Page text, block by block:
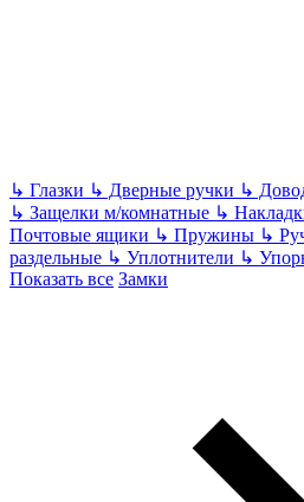
↳ Глазки ↳ Дверные ручки ↳
↳ Защелки м/комнатные ↳
Почтовые ящики ↳ Пружины ↳
раздельные ↳ Уплотнители ↳
Показать все Замки